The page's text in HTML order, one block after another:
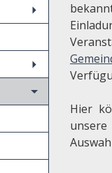
Hier
unsere